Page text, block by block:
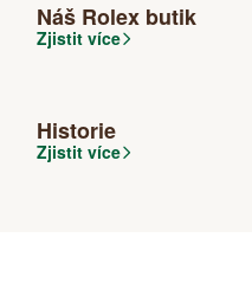
Náš Rolex butik
Zjistit více
Historie
Zjistit více